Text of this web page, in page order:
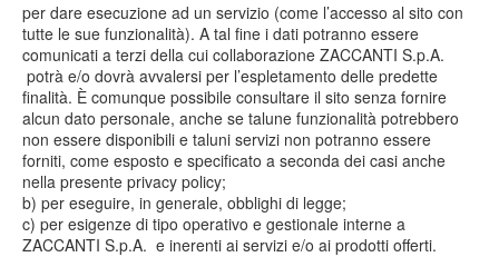
per dare esecuzione ad un servizio (come l’accesso al sito con
tutte le sue funzionalità). A tal fine i dati potranno essere
comunicati a terzi della cui collaborazione ZACCANTI S.p.A.
potrà e/o dovrà avvalersi per l’espletamento delle predette
finalità. È comunque possibile consultare il sito senza fornire
alcun dato personale, anche se talune funzionalità potrebbero
non essere disponibili e taluni servizi non potranno essere
forniti, come esposto e specificato a seconda dei casi anche
nella presente privacy policy;
b) per eseguire, in generale, obblighi di legge;
c) per esigenze di tipo operativo e gestionale interne a
ZACCANTI S.p.A. e inerenti ai servizi e/o ai prodotti offerti.